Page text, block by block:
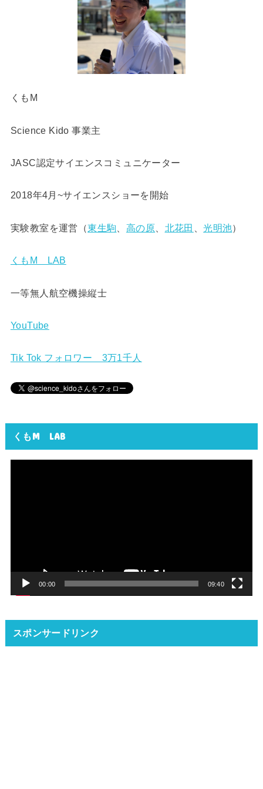
くもM
Science Kido 事業主
JASC認定サイエンスコミュニケーター
2018年4月~サイエンスショーを開始
実験教室を運営（東生駒 高の原 北花田 、光明池）
くもM LAB
一等無人航空機操縦士
YouTube
Tik Tok フォロワー 3万1千人
くもM LAB
00:00 09:40
スポンサードリンク